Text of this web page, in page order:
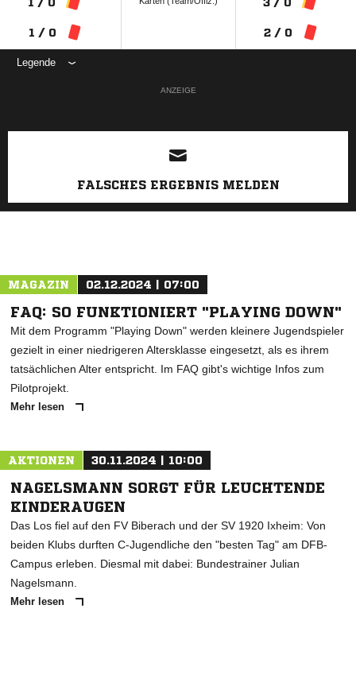
1 / 0 2 / 0
Legende
ANZEIGE
FALSCHES ERGEBNIS MELDEN
MAGAZIN 02.12.2024 | 07:00
FAQ: SO FUNKTIONIERT "PLAYING DOWN"
Mit dem Programm "Playing Down" werden kleinere Jugendspieler
gezielt in einer niedrigeren Altersklasse eingesetzt, als es ihrem
tatsächlichen Alter entspricht. Im FAQ gibt's wichtige Infos zum
Pilotprojekt.
Mehr lesen
AKTIONEN 30.11.2024 | 10:00
NAGELSMANN SORGT FÜR LEUCHTENDE
KINDERAUGEN
Das Los fiel auf den FV Biberach und der SV 1920 Ixheim: Von
beiden Klubs durften C-Jugendliche den "besten Tag" am DFB-
Campus erleben. Diesmal mit dabei: Bundestrainer Julian
Nagelsmann.
Mehr lesen